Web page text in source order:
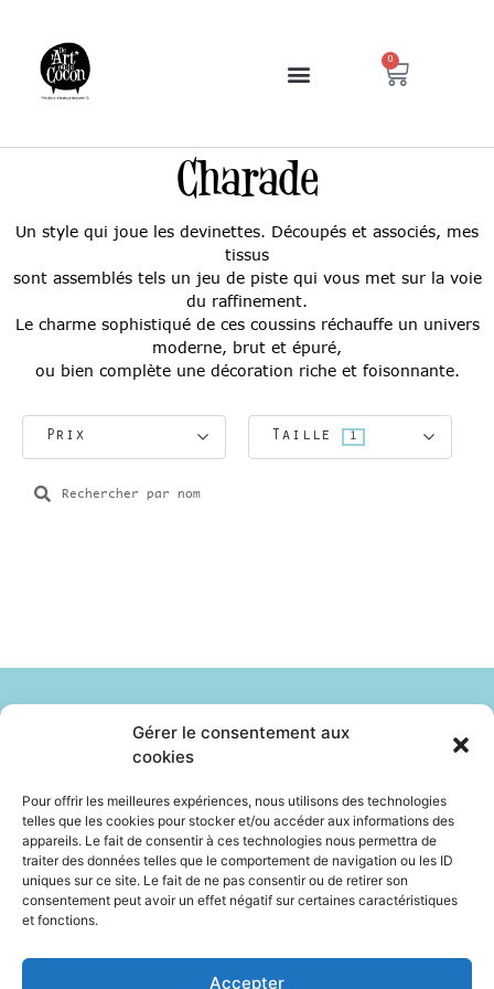
Gérer le consentement aux
cookies
Pour offrir les meilleures expériences, nous utilisons des technologies
telles que les cookies pour stocker et/ou accéder aux informations des
appareils. Le fait de consentir à ces technologies nous permettra de
traiter des données telles que le comportement de navigation ou les ID
uniques sur ce site. Le fait de ne pas consentir ou de retirer son
consentement peut avoir un effet négatif sur certaines caractéristiques
et fonctions.
Accepter
0
Charade
Un style qui joue les devinettes. Découpés et associés, mes
tissus
sont assemblés tels un jeu de piste qui vous met sur la voie
du raffinement.
Le charme sophistiqué de ces coussins réchauffe un univers
moderne, brut et épuré,
ou bien complète une décoration riche et foisonnante.
Prix Taille 1
Professionnels Boutique
Ils sont vendus Contact FAQ
Déclaration de confidentialité (UE)